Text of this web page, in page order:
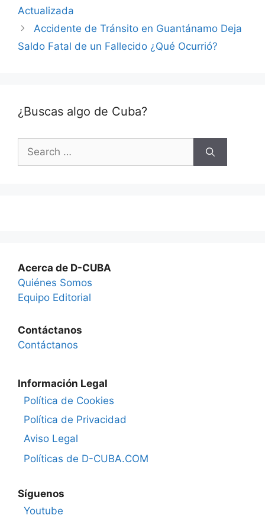
Actualizada
Accidente de Tránsito en Guantánamo Deja
Saldo Fatal de un Fallecido ¿Qué Ocurrió?
¿Buscas algo de Cuba?
Search
for:
Acerca de D-CUBA
Quiénes Somos
Equipo Editorial
Contáctanos
Contáctanos
Información Legal
Política de Cookies
Política de Privacidad
Aviso Legal
Políticas de D-CUBA.COM
Síguenos
Youtube